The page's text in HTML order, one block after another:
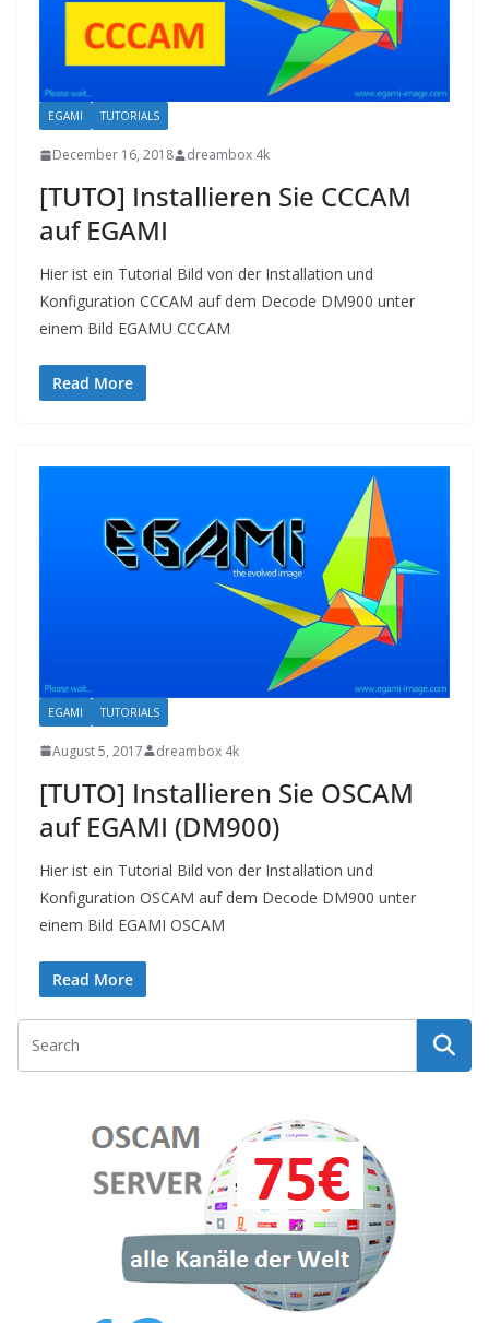
EGAMI TUTORIALS
December 16, 2018 dreambox 4k
[TUTO] Installieren Sie CCCAM
auf EGAMI
Hier ist ein Tutorial Bild von der Installation und
Konfiguration CCCAM auf dem Decode DM900 unter
einem Bild EGAMU CCCAM
Read More
EGAMI TUTORIALS
August 5, 2017 dreambox 4k
[TUTO] Installieren Sie OSCAM
auf EGAMI (DM900)
Hier ist ein Tutorial Bild von der Installation und
Konfiguration OSCAM auf dem Decode DM900 unter
einem Bild EGAMI OSCAM
Read More